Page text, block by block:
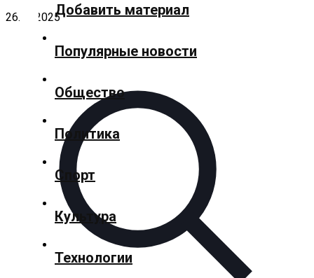
✕
Добавить
материал
Популярные
новости
Общество
Добавить материал
Популярные новости
Общество
Политика
Спорт
Культура
Технологии
26.12.2025